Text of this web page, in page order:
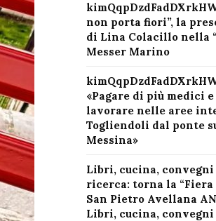
non porta fiori”, la
di Lina Colacillo nella
Messer Marino
«Pagare di più medici
lavorare nelle aree
Togliendoli dal ponte
Messina»
Libri, cucina,
ricerca: torna la
San Pietro Avellana
Libri, cucina,